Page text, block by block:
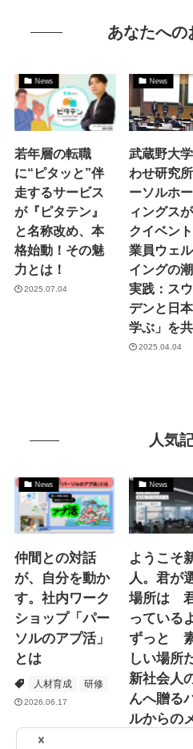
あなたへの
News
若年層の転職
に“ピタッと”伴
走するサービス
が『ピタテン』
と名称改め、本
格始動！その魅
力とは！
2025.07.04
News
武蔵野大
わせ研究
ーソルホ
ィングス
クイベン
業員ウェ
イングの
実践：ス
デンと日
学ぶ」を
2025.04.04
人気
News
仲間との対話
が、自分を動か
す。社内ワーク
ショップ「パー
ソルのアプ活」
とは
人材育成 研修
2026.06.17
News
ようこそ
人。君が
場所は
っている
ずっと
しい場所
新社会人
んへ贈る
ルからの